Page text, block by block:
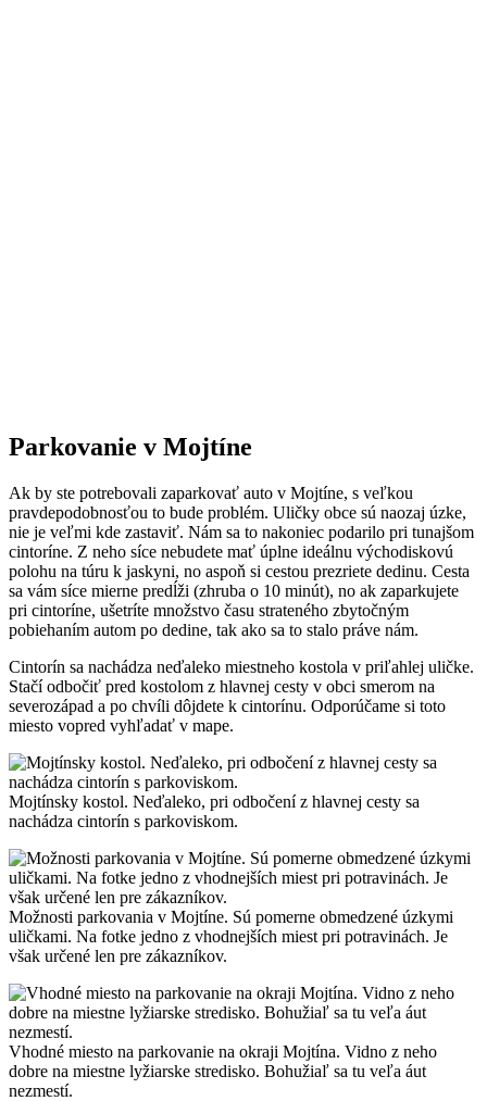
Parkovanie v Mojtíne
Ak by ste potrebovali zaparkovať auto v Mojtíne, s veľkou
pravdepodobnosťou to bude problém. Uličky obce sú naozaj úzke,
nie je veľmi kde zastaviť. Nám sa to nakoniec podarilo pri tunajšom
cintoríne. Z neho síce nebudete mať úplne ideálnu východiskovú
polohu na túru k jaskyni, no aspoň si cestou prezriete dedinu. Cesta
sa vám síce mierne predĺži (zhruba o 10 minút), no ak zaparkujete
pri cintoríne, ušetríte množstvo času strateného zbytočným
pobiehaním autom po dedine, tak ako sa to stalo práve nám.
Cintorín sa nachádza neďaleko miestneho kostola v priľahlej uličke.
Stačí odbočiť pred kostolom z hlavnej cesty v obci smerom na
severozápad a po chvíli dôjdete k cintorínu. Odporúčame si toto
miesto vopred vyhľadať v mape.
Mojtínsky kostol. Neďaleko, pri odbočení z hlavnej cesty sa
nachádza cintorín s parkoviskom.
Možnosti parkovania v Mojtíne. Sú pomerne obmedzené úzkymi
uličkami. Na fotke jedno z vhodnejších miest pri potravinách. Je
však určené len pre zákazníkov.
Vhodné miesto na parkovanie na okraji Mojtína. Vidno z neho
dobre na miestne lyžiarske stredisko. Bohužiaľ sa tu veľa áut
nezmestí.